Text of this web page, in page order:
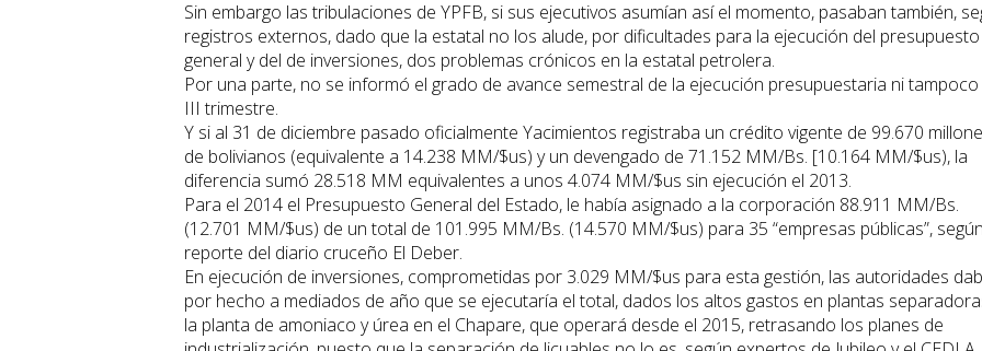
Sin embargo las tribulaciones de YPFB, si sus ejecutivos asumían así el momento, pasaban también,
registros externos, dado que la estatal no los alude, por dificultades para la ejecución del presupuesto
general y del de inversiones, dos problemas crónicos en la estatal petrolera.
Por una parte, no se informó el grado de avance semestral de la ejecución presupuestaria ni tampoco
III trimestre.
Y si al 31 de diciembre pasado oficialmente Yacimientos registraba un crédito vigente de 99.670
de bolivianos (equivalente a 14.238 MM/$us) y un devengado de 71.152 MM/Bs. [10.164 MM/$us), la
diferencia sumó 28.518 MM equivalentes a unos 4.074 MM/$us sin ejecución el 2013.
Para el 2014 el Presupuesto General del Estado, le había asignado a la corporación 88.911 MM/Bs.
(12.701 MM/$us) de un total de 101.995 MM/Bs. (14.570 MM/$us) para 35 “empresas públicas”, según
reporte del diario cruceño El Deber.
En ejecución de inversiones, comprometidas por 3.029 MM/$us para esta gestión, las autoridades
por hecho a mediados de año que se ejecutaría el total, dados los altos gastos en plantas
la planta de amoniaco y úrea en el Chapare, que operará desde el 2015, retrasando los planes de